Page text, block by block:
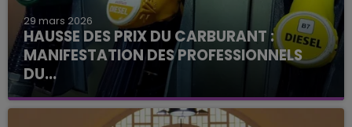
29 mars 2026
HAUSSE DES PRIX DU CARBURANT :
MANIFESTATION DES PROFESSIONNELS
DU...